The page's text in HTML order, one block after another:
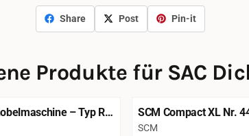
Share Post Pin-it
Produkte für SAC
– Typ R-
SCM Compact XL Nr.
Marke:
SCM